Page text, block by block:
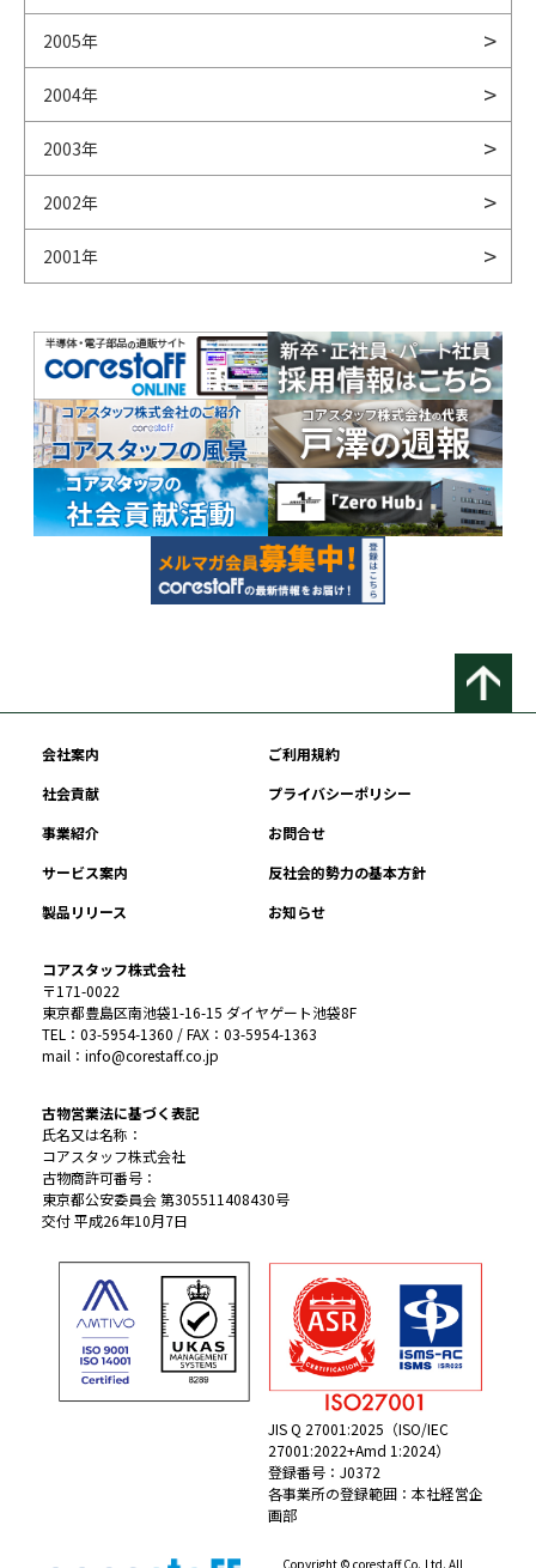
2005年
2004年
2003年
2002年
2001年
会社案内
ご利用規約
社会貢献
プライバシーポリシー
事業紹介
お問合せ
サービス案内
反社会的勢力の基本方針
製品リリース
お知らせ
コアスタッフ株式会社
〒171-0022
東京都豊島区南池袋1-16-15 ダイヤゲート池袋8F
TEL：03-5954-1360 / FAX：03-5954-1363
mail：info@corestaff.co.jp
古物営業法に基づく表記
氏名又は名称：
コアスタッフ株式会社
古物商許可番号：
東京都公安委員会 第305511408430号
交付 平成26年10月7日
JIS Q 27001:2025（ISO/IEC
27001:2022+Amd 1:2024）
登録番号：J0372
各事業所の登録範囲：本社経営企
画部
Copyright © corestaff Co.,Ltd. All